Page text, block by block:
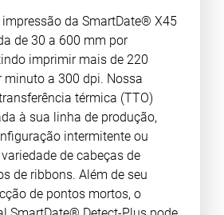
da SmartDate® X45
de 30 a 600 mm por
imprimir mais de 220
minuto a 300 dpi. Nossa
térmica (TTO)
à sua linha de produção,
intermitente ou
de cabeças de
de ribbons. Além de seu
de pontos mortos, o